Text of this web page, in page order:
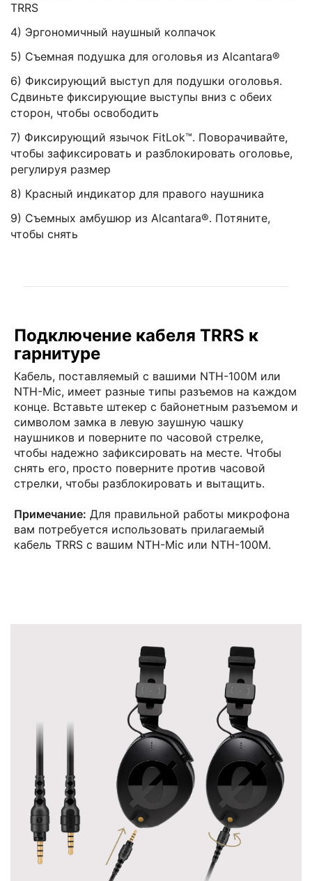
TRRS
4) Эргономичный наушный колпачок
5) Съемная подушка для оголовья из Alcantara®️
6) Фиксирующий выступ для подушки оголовья.
Сдвиньте фиксирующие выступы вниз с обеих
сторон, чтобы освободить
7) Фиксирующий язычок FitLok™️. Поворачивайте,
чтобы зафиксировать и разблокировать оголовье,
регулируя размер
8) Красный индикатор для правого наушника
9) Съемных амбушюр из Alcantara®️. Потяните,
чтобы снять
Подключение кабеля TRRS к
гарнитуре
Кабель, поставляемый с вашими NTH-100M или
NTH-Mic, имеет разные типы разъемов на каждом
конце. Вставьте штекер с байонетным разъемом и
символом замка в левую заушную чашку
наушников и поверните по часовой стрелке,
чтобы надежно зафиксировать на месте. Чтобы
снять его, просто поверните против часовой
стрелки, чтобы разблокировать и вытащить.
Примечание: Для правильной работы микрофона
вам потребуется использовать прилагаемый
кабель TRRS с вашим NTH-Mic или NTH-100M.